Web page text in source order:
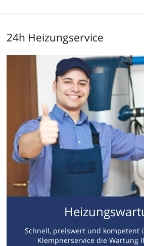
24h Heizungservice
Schnell, preiswert und kompetent
Klempnerservice die Wartung